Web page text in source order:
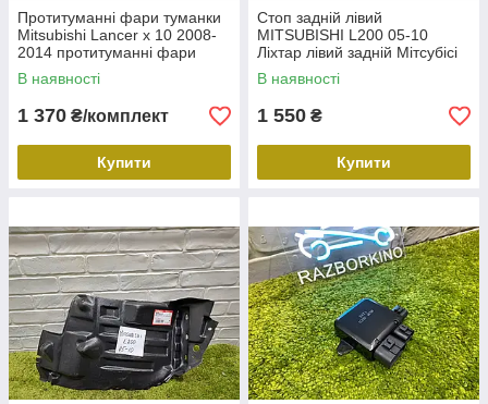
Протитуманні фари туманки
Mitsubishi Lancer x 10 2008-
2014 протитуманні фари
Лансер Ікс 10
В наявності
1 370 ₴/комплект
Купити
Стоп задній лівий
MITSUBISHI L200 05-10
Ліхтар лівий задній Мітсубісі
Л200 8330A009
В наявності
1 550 ₴
Купити